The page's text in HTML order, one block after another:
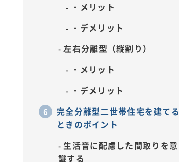
・メリット
・デメリット
左右分離型（縦割り）
・メリット
・デメリット
完全分離型二世帯住宅を建てる
ときのポイント
生活音に配慮した間取りを意
識する